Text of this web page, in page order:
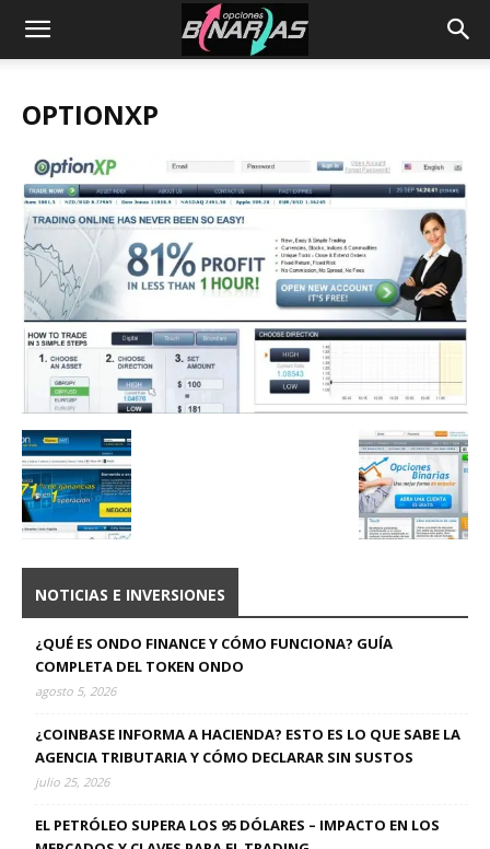
OPTIONXP
NOTICIAS E INVERSIONES
¿QUÉ ES ONDO FINANCE Y CÓMO FUNCIONA? GUÍA
COMPLETA DEL TOKEN ONDO
agosto 5, 2026
¿COINBASE INFORMA A HACIENDA? ESTO ES LO QUE SABE LA
AGENCIA TRIBUTARIA Y CÓMO DECLARAR SIN SUSTOS
julio 25, 2026
EL PETRÓLEO SUPERA LOS 95 DÓLARES – IMPACTO EN LOS